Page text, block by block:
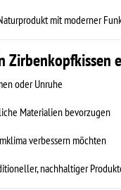
mit moderner
Zirbenkopfkissen
oder Unruhe
Materialien bevorzugen
verbessern möchten
nachhaltiger